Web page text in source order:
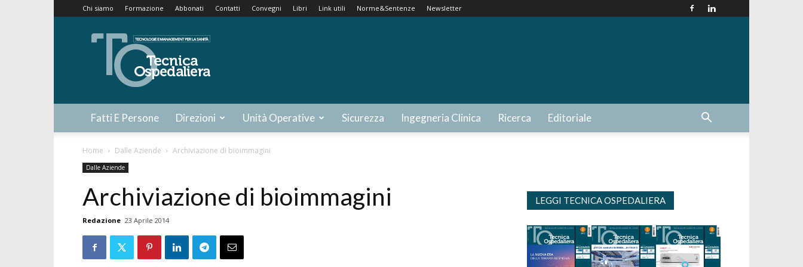
Chi siamo Formazione Abbonati Contatti Convegni Libri Link utili Norme&Sentenze Newsletter
Tecnica
Ospedaliera
Fatti E Persone Direzioni Unità Operative Sicurezza Ingegneria Clinica Ricerca Editoriale
Home Dalle Aziende Archiviazione di bioimmagini
Dalle Aziende
Archiviazione di bioimmagini
Redazione 23 Aprile 2014
LEGGI TECNICA OSPEDALIERA